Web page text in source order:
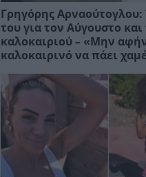
Γρηγόρης
του για τον Αύγουστο και
καλοκαιριού – «Μην
καλοκαιρινό να πάει